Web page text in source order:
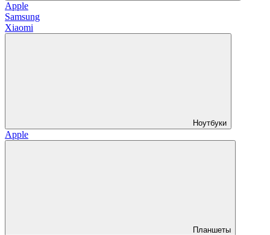
Apple
Samsung
Xiaomi
Ноутбуки
Apple
Планшеты